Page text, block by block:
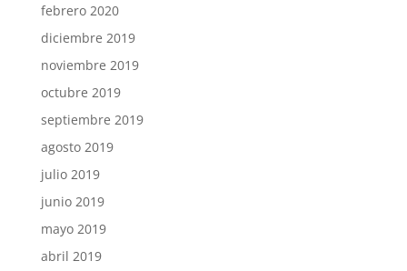
febrero 2020
diciembre 2019
noviembre 2019
octubre 2019
septiembre 2019
agosto 2019
julio 2019
junio 2019
mayo 2019
abril 2019